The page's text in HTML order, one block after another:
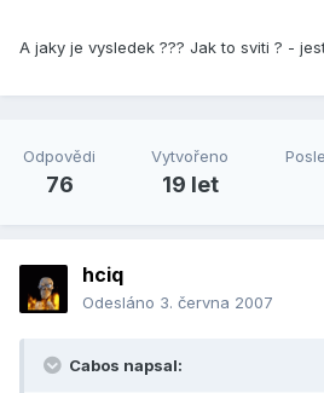
A jaky je vysledek ??? Jak to sviti ? -
Odpovědi
76
Vytvořeno
19 let
hciq
Odesláno 3. června 2007
Cabos napsal: